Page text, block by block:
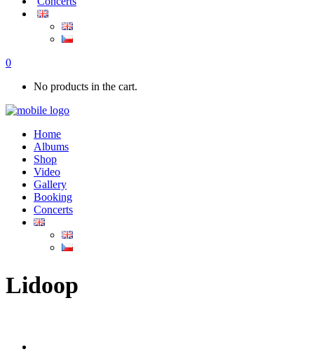
0
No products in the cart.
Home
Albums
Shop
Video
Gallery
Booking
Concerts
Lidoop